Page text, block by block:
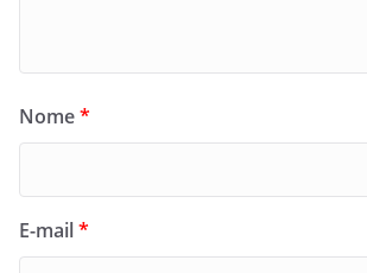
Nome*
E-mail*